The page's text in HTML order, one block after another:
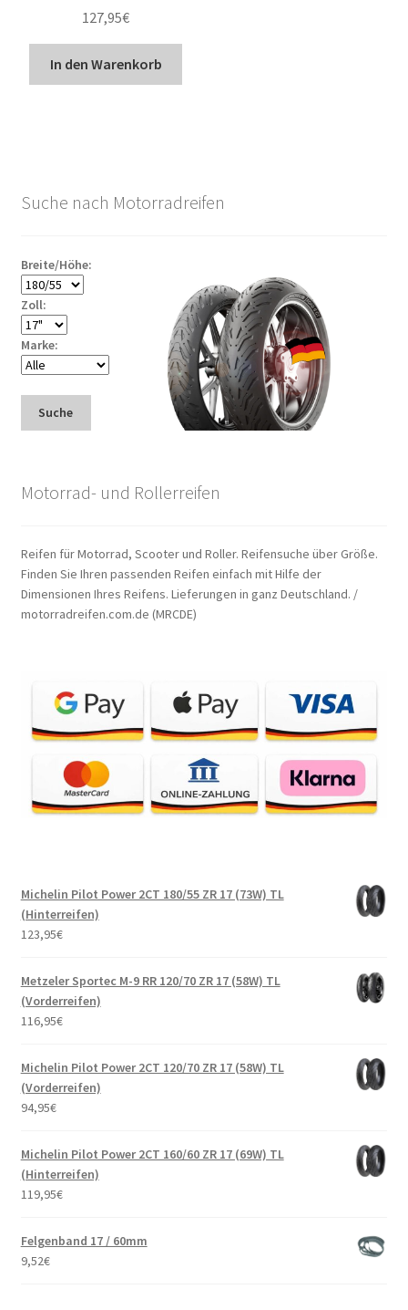
127,95€
In den Warenkorb
Suche nach Motorradreifen
Breite/Höhe:
Zoll:
Marke:
Suche
Motorrad- und Rollerreifen
Reifen für Motorrad, Scooter und Roller. Reifensuche über Größe.
Finden Sie Ihren passenden Reifen einfach mit Hilfe der
Dimensionen Ihres Reifens. Lieferungen in ganz Deutschland. /
motorradreifen.com.de (MRCDE)
Michelin Pilot Power 2CT 180/55 ZR 17 (73W) TL
(Hinterreifen)
123,95€
Metzeler Sportec M-9 RR 120/70 ZR 17 (58W) TL
(Vorderreifen)
116,95€
Michelin Pilot Power 2CT 120/70 ZR 17 (58W) TL
(Vorderreifen)
94,95€
Michelin Pilot Power 2CT 160/60 ZR 17 (69W) TL
(Hinterreifen)
119,95€
Felgenband 17 / 60mm
9,52€